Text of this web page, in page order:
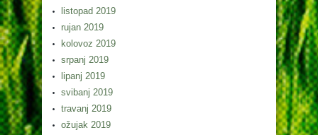
listopad 2019
rujan 2019
kolovoz 2019
srpanj 2019
lipanj 2019
svibanj 2019
travanj 2019
ožujak 2019